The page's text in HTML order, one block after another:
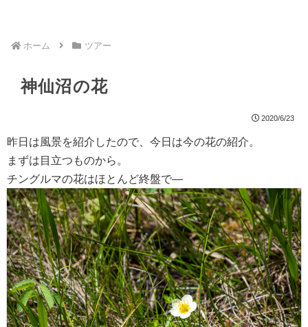
ホーム ツアー
神仙沼の花
2020/6/23
昨日は風景を紹介したので、今日は今の花の紹介。
まずは目立つものから。
チングルマの花はほとんど終盤で―